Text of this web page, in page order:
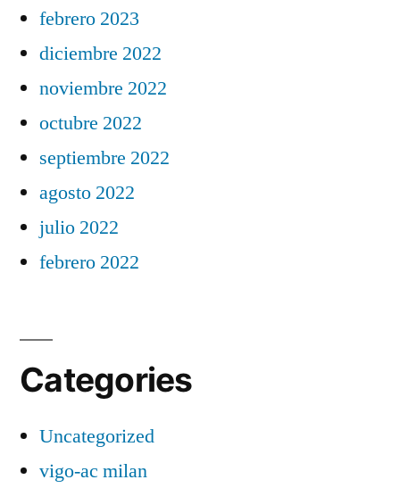
febrero 2023
diciembre 2022
noviembre 2022
octubre 2022
septiembre 2022
agosto 2022
julio 2022
febrero 2022
Categories
Uncategorized
vigo-ac milan